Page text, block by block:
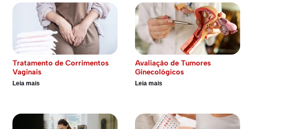
Tratamento de Corrimentos
Vaginais
Leia mais
Avaliação de Tumores
Ginecológicos
Leia mais